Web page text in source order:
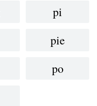
pi
pie
po